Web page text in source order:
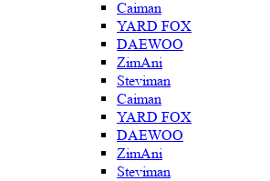
Caiman
YARD FOX
DAEWOO
ZimAni
Steviman
Caiman
YARD FOX
DAEWOO
ZimAni
Steviman